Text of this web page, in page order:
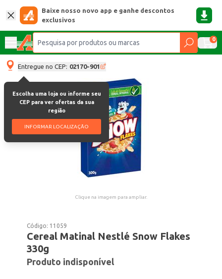
Baixe nosso novo app e ganhe descontos
exclusivos
0
Entregue no CEP: 02170-901
Escolha uma loja ou informe seu
CEP para ver ofertas da sua
região
INFORMAR LOCALIZAÇÃO
Clique na imagem para ampliar.
Código: 11059
Cereal Matinal Nestlé Snow Flakes
330g
Produto indisponível